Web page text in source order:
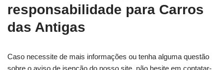
responsabilidade para Carros
das Antigas
Caso necessite de mais informações ou tenha alguma questão
sobre o aviso de isenção do nosso site, não hesite em contatar-